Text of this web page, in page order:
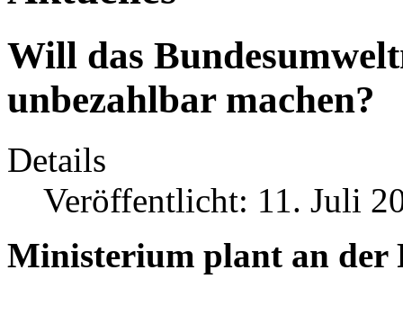
Will das
unbezahlbar machen?
Details
Veröffentlicht: 11. Juli
Ministerium plant an der